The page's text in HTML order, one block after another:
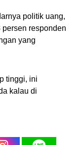
politik uang,
responden
yang
tinggi, ini
kalau di